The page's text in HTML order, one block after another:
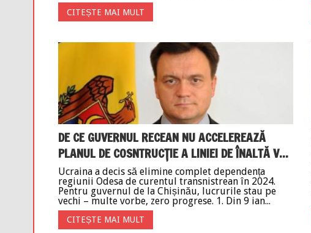
CITEȘTE MAI MULT
DE CE GUVERNUL RECEAN NU ACCELEREAZĂ
PLANUL DE COSNTRUCȚIE A LINIEI DE ÎNALTĂ V...
Ucraina a decis să elimine complet dependența
regiunii Odesa de curentul transnistrean în 2024.
Pentru guvernul de la Chișinău, lucrurile stau pe
vechi – multe vorbe, zero progrese. 1. Din 9 ian...
CITEȘTE MAI MULT